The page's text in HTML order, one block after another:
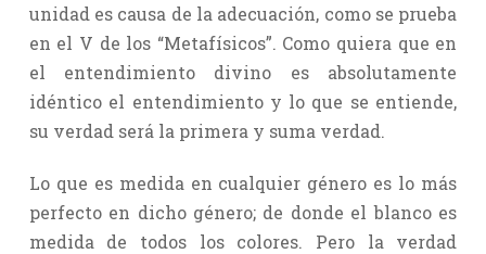
unidad es causa de la adecuación, como se prueba
en el V de los “Metafísicos”. Como quiera que en
el entendimiento divino es absolutamente
idéntico el entendimiento y lo que se entiende,
su verdad será la primera y suma verdad.
Lo que es medida en cualquier género es lo más
perfecto en dicho género; de donde el blanco es
medida de todos los colores. Pero la verdad